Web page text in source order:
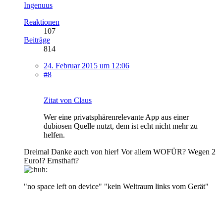
Ingenuus
Reaktionen
107
Beiträge
814
24. Februar 2015 um 12:06
#8
Zitat von Claus
Wer eine privatsphärenrelevante App aus einer
dubiosen Quelle nutzt, dem ist echt nicht mehr zu
helfen.
Dreimal Danke auch von hier! Vor allem WOFÜR? Wegen 2
Euro!? Ernsthaft?
"no space left on device" "kein Weltraum links vom Gerät"